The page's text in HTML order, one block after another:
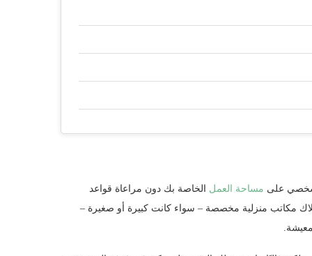
على مساحة العمل الخاصة بك دون مراعاة قواعد
مكاتب منزلية مخصصة – سواء كانت كبيرة أو صغيرة –